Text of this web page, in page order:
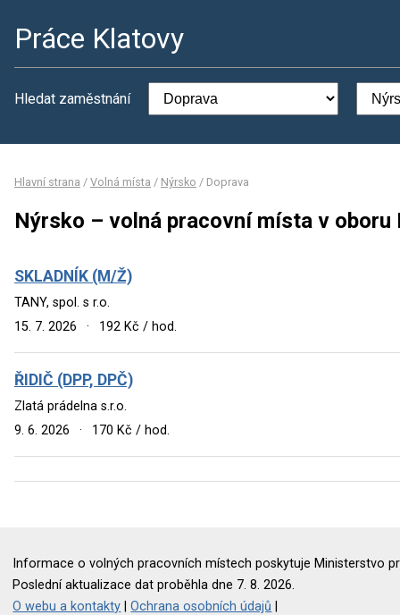
Práce Klatovy
Hledat zaměstnání
Hlavní strana / Volná místa / Nýrsko / Doprava
Nýrsko – volná pracovní místa v oboru
SKLADNÍK (M/Ž)
TANY, spol. s r.o.
15. 7. 2026
· 192 Kč / hod.
ŘIDIČ (DPP, DPČ)
Zlatá prádelna s.r.o.
9. 6. 2026
· 170 Kč / hod.
Informace o volných pracovních místech poskytuje Ministerstvo
Poslední aktualizace dat proběhla dne 7. 8. 2026.
O webu a kontakty |Ochrana osobních údajů